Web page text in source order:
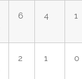
6 4 1
2 1 0